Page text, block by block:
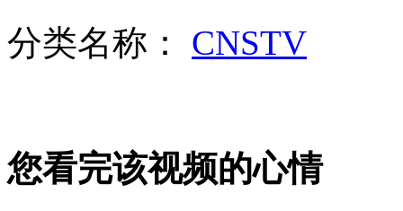
无痛分娩是否安全 医生回应
分类名称： CNSTV
您看完该视频的心情